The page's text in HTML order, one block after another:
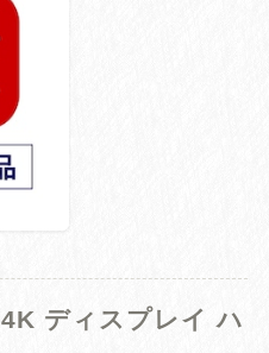
ディスプレイ ハ